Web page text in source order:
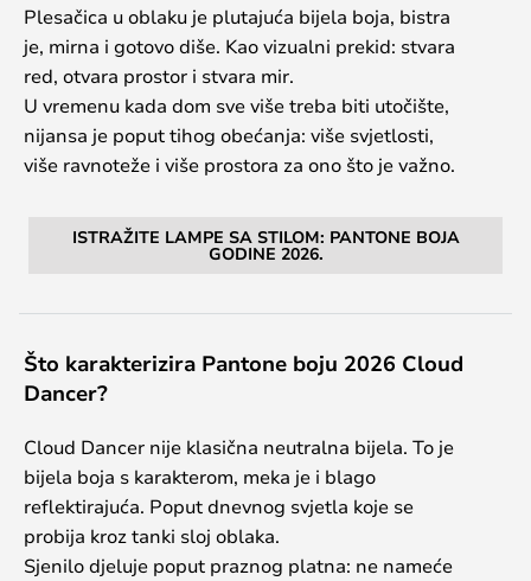
Plesačica u oblaku je plutajuća bijela boja, bistra
je, mirna i gotovo diše. Kao vizualni prekid: stvara
red, otvara prostor i stvara mir.
U vremenu kada dom sve više treba biti utočište,
nijansa je poput tihog obećanja: više svjetlosti,
više ravnoteže i više prostora za ono što je važno.
ISTRAŽITE LAMPE SA STILOM: PANTONE BOJA
GODINE 2026.
Što karakterizira Pantone boju 2026 Cloud
Dancer?
Cloud Dancer nije klasična neutralna bijela. To je
bijela boja s karakterom, meka je i blago
reflektirajuća. Poput dnevnog svjetla koje se
probija kroz tanki sloj oblaka.
Sjenilo djeluje poput praznog platna: ne nameće